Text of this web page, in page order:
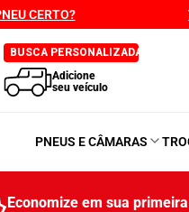
CERTO?
BUSCA PERSONALIZADA
Adicione
seu veículo
PNEUS E CÂMARAS
Economize em sua